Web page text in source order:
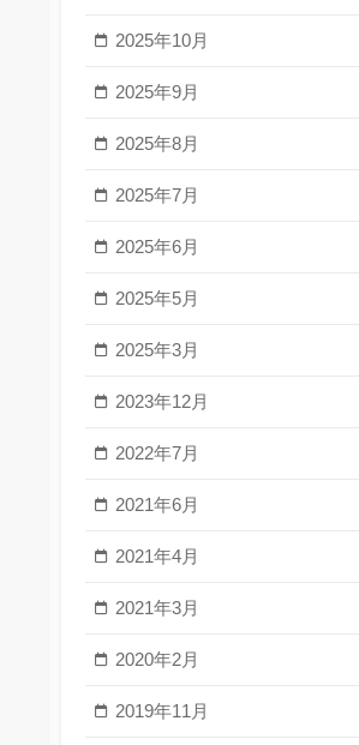
2025年10月
2025年9月
2025年8月
2025年7月
2025年6月
2025年5月
2025年3月
2023年12月
2022年7月
2021年6月
2021年4月
2021年3月
2020年2月
2019年11月